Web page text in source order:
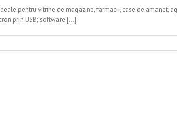
pentru vitrine de magazine, farmacii, case de amanet,
prin USB; software [...]